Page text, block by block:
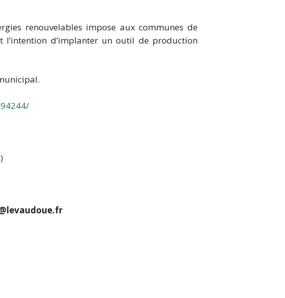
renouvelables impose aux communes de
d’implanter un outil de production